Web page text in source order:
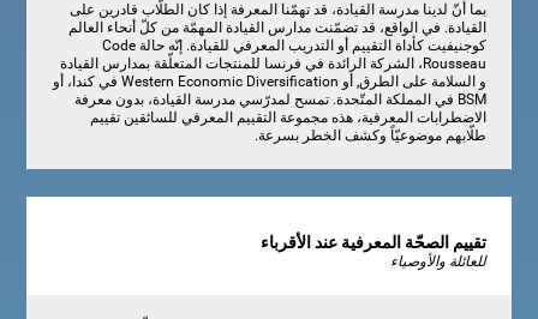
بما أنّ لدينا مدرسة القيادة، قد تهمّنا المعرفة إذا كان الطلّاب قادرين على
القيادة. في الواقع، قد تضمّنت مدارس القيادة المهمّة من كلّ أنحاء العالم
كوجنيفيت كأداة التقييم أو التدريب المعرفي للقيادة. إنّه حالة Code
Rousseau، الشركة الرائدة في فرنسا للمنتجات المتعلّقة بمدارس القيادة
و السلامة على الطرق, أو Western Economic Diversification في كندا، أو
BSM في المملكة المتّحدة. تمسح لمدرّسي مدرسة القيادة، بدون معرفة
الاضطرابات المعرفية، هذه مجموعة التقييم المعرفي للسائقين تقييم
طلّابهم موضوعيّاً وكشف الخطر بسرعة.
تقييم الصحّة المعرفية عند الأقرباء
للعائلة والأوصياء